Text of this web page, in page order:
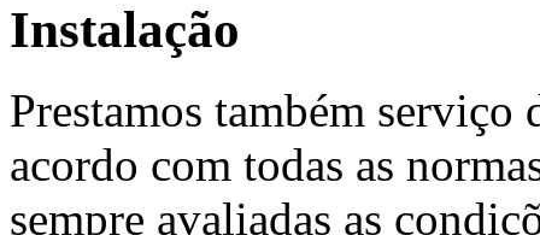
Instalação
Prestamos também serviço
acordo com todas as
sempre avaliadas as